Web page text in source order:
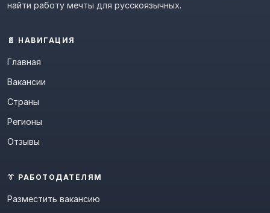
найти работу мечты для русскоязычных.
📄 НАВИГАЦИЯ
Главная
Вакансии
Страны
Регионы
Отзывы
👔 РАБОТОДАТЕЛЯМ
Разместить вакансию